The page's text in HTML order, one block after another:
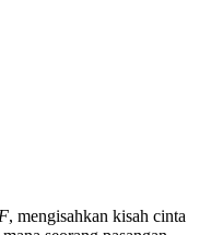
, mengisahkan kisah cinta